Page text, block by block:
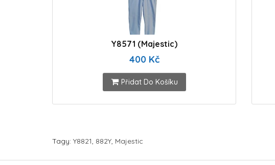
Y8571 (Majestic)
400 Kč
Přidat Do Košíku
Tagy: Y8821, 882Y, Majestic